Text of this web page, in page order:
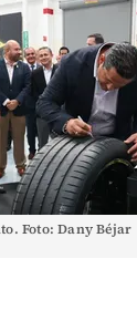
Foto: Dany Béjar